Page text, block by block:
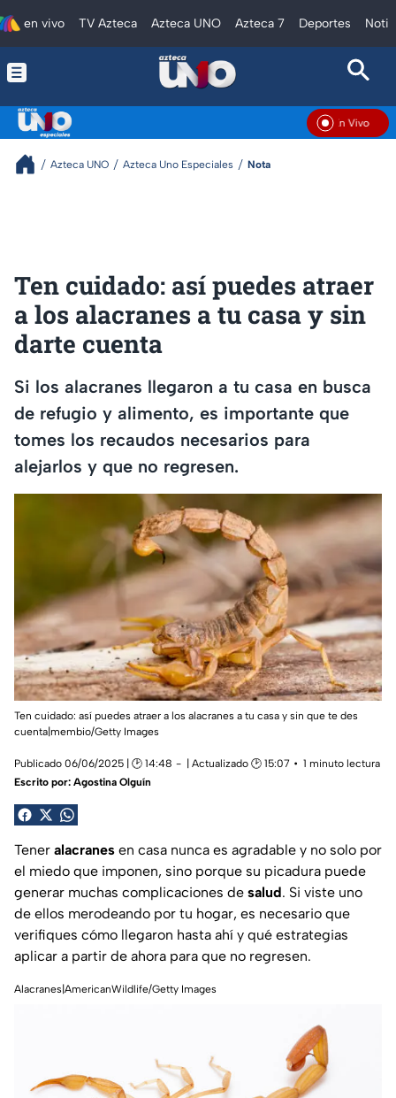
en vivo TV Azteca Azteca UNO Azteca 7 Deportes
En Vivo
Azteca UNO Azteca Uno Especiales Nota
Ten cuidado: así puedes atraer
a los alacranes a tu casa y sin
darte cuenta
Si los alacranes llegaron a tu casa en busca
de refugio y alimento, es importante que
tomes los recaudos necesarios para
alejarlos y que no regresen.
Ten cuidado: así puedes atraer a los alacranes a tu casa y sin que te des
cuenta|membio/Getty Images
Publicado 06/06/2025 | 🕑 14:48 | Actualizado 🕑 15:07
1 minuto lectura
Escrito por: Agostina Olguín
Tener alacranes en casa nunca es agradable y no solo por
el miedo que imponen, sino porque su picadura puede
generar muchas complicaciones de salud. Si viste uno
de ellos merodeando por tu hogar, es necesario que
verifiques cómo llegaron hasta ahí y qué estrategias
aplicar a partir de ahora para que no regresen.
Alacranes|AmericanWildlife/Getty Images